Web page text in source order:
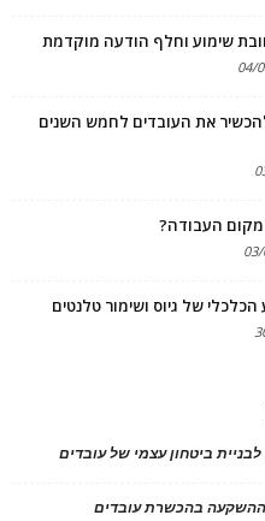
שימוע וחלף הודעה מוקדמת
04/
את העובדים לחמש השנים
העבודה?
בהכשרת עובדים